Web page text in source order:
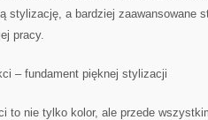
stylizację, a bardziej zaawansowane
pracy.
– fundament pięknej stylizacji
to nie tylko kolor, ale przede